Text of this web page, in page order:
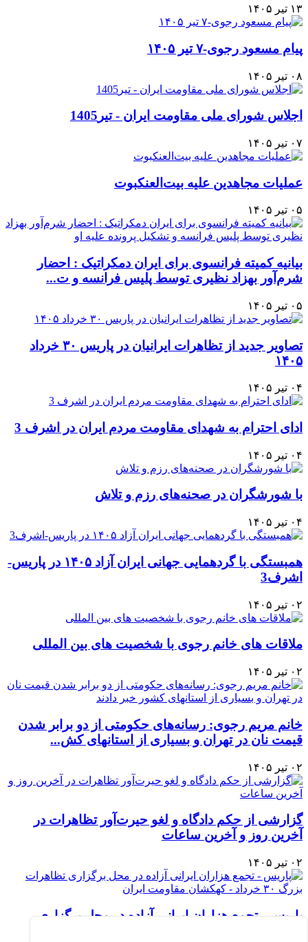
۱۳ تیر ۱۴۰۵
پیام مسعود رجوی-۷ تیر ۱۴۰۵
۰۸ تیر ۱۴۰۵
اجلاس شورای ملی مقاومت ایران - تیر1405
۰۷ تیر ۱۴۰۵
عملیات مجاهدین علیه بیت‌العنکبوت
۰۵ تیر ۱۴۰۵
بیانیه کمیته فرانسوی برای ایران دمکراتیک : احضار
شرم‌آور بهزاد نظیری توسط پلیس فرانسه و ت...
۰۵ تیر ۱۴۰۵
تصاویر جدید از تظاهرات ایرانیان در پاریس ۳۰ خرداد
۱۴۰۵
۰۴ تیر ۱۴۰۵
ادای احترام به شهدای مقاومت مردم ایران در اشرف 3
۰۴ تیر ۱۴۰۵
با شورشگران در صحنه‌های رزم و تلاش
۰۴ تیر ۱۴۰۵
همبستگی با گردهمایی جهانی ایران آزاد ۱۴۰۵ در پاریس-
اشرف3
۰۲ تیر ۱۴۰۵
ملاقات های خانم رجوی با شخصیت های بین المللی
۰۲ تیر ۱۴۰۵
خانم مریم رجوی: رسانه‌های حکومتی از دو برابر شدن
قیمت نان در تهران و بسیاری از استانهای کش...
۰۲ تیر ۱۴۰۵
گزارشی از حکم دادگاه و لغو حیرت‌آور تظاهرات در
آخرین روز و آخرین ساعات
۰۲ تیر ۱۴۰۵
پاریس - تجمع هزاران ایرانی آزاده در محل برگزاری